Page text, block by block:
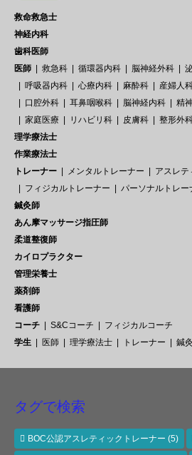
救命救急士
神経内科
歯科医師
医師
救急科 循環器内科 脳神経外科
呼吸器内科
心療内科 麻酔科 産婦人
口腔外科
耳鼻咽喉科 脳神経内科 精
家庭医療
リハビリ科 皮膚科 整形外
理学療法士
作業療法士
トレーナー
メンタルトレーナー
アスレテ
フィジカルトレーナー
パーソナルトレー
鍼灸師
あん摩マッサージ指圧師
柔道整復師
カイロプラクター
管理栄養士
薬剤師
看護師
コーチ
S&Cコーチ
フィジカルコーチ
学生
医師 理学療法士 トレーナー 鍼灸
タグで検索
BOC公認アスレティックトレーナー (5)